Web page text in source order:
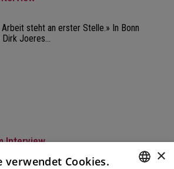
steht an erster Stelle.» In Bonn
Joeres…
Interview
×
verwendet Cookies.